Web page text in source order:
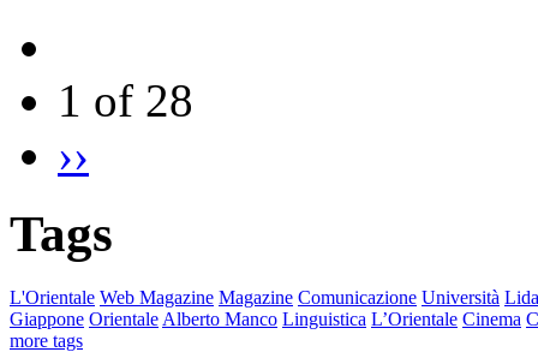
1 of 28
››
Tags
L'Orientale Web Magazine Magazine Comunicazione Università
Giappone Orientale Alberto Manco Linguistica L’Orientale Cinema
more tags